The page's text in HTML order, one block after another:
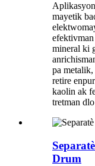
mayetik
efektivman
mineral ki
pa
retire
kaolin ak
tretman
Drum